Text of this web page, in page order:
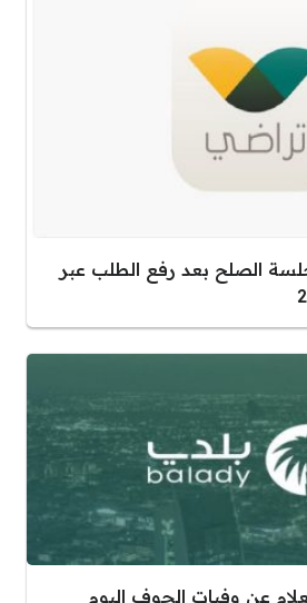
الصلح بعد رفع الطلب عبر
عن وفيات الجوف اليوم